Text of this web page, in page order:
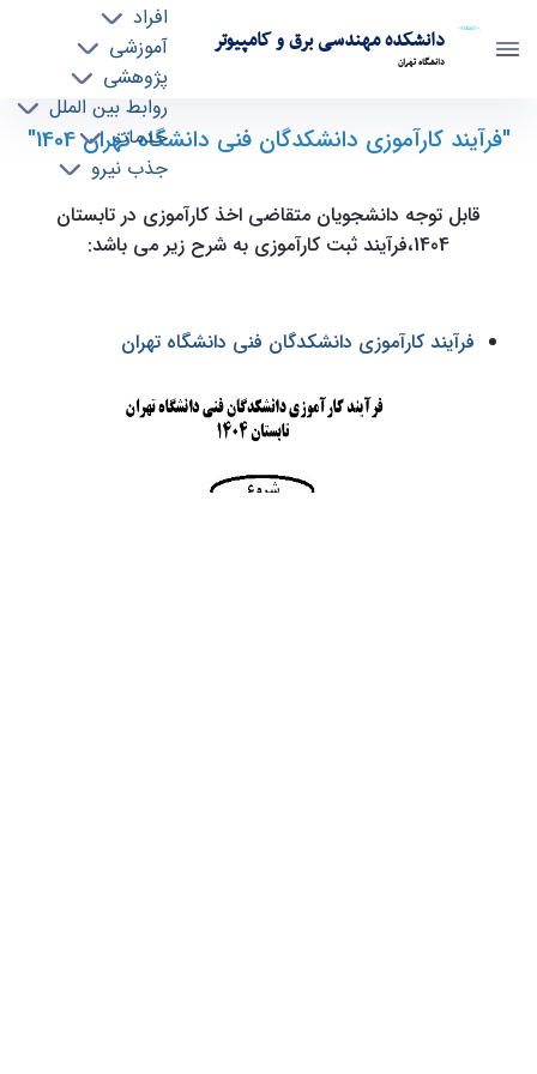
دانشکده مهندسی برق و کامپیوتر
دانشگاه تهران
افراد
آموزشی
پژوهشی
روابط بین الملل
خدمات
جذب نیرو
فرآیند کارآموزی دانشکدگان فنی دانشگاه تهران
"فرآیند کارآموزی دانشکدگان فنی دانشگاه تهران 1404"
قابل توجه دانشجویان متقاضی اخذ کارآموزی در تابستان
1404،فرآیند ثبت کارآموزی به شرح زیر می باشد:
فرآیند کارآموزی دانشکدگان فنی دانشگاه تهران